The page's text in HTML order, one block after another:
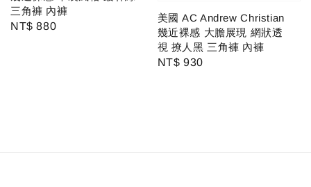
三角褲 內褲
Regular
NT$ 880
美國 AC Andrew Christian
幾近裸感 大膽展現 網狀透
視 撩人黑 三角褲 內褲
Regular
NT$ 930